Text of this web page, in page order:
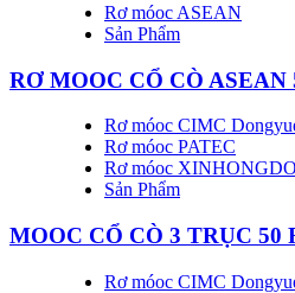
Rơ móoc ASEAN
Sản Phẩm
RƠ MOOC CỔ CÒ
Rơ móoc CIMC
Rơ móoc PATEC
Rơ móoc
Sản Phẩm
MOOC CỔ CÒ 3 TRỤC
Rơ móoc CIMC